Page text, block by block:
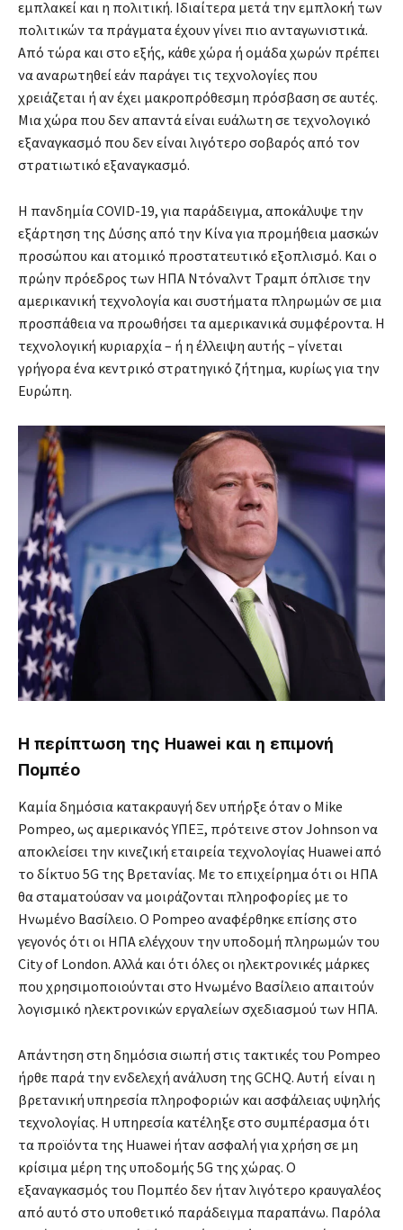
εμπλακεί και η πολιτική. Ιδιαίτερα μετά την εμπλοκή των
πολιτικών τα πράγματα έχουν γίνει πιο ανταγωνιστικά.
Από τώρα και στο εξής, κάθε χώρα ή ομάδα χωρών πρέπει
να αναρωτηθεί εάν παράγει τις τεχνολογίες που
χρειάζεται ή αν έχει μακροπρόθεσμη πρόσβαση σε αυτές.
Μια χώρα που δεν απαντά είναι ευάλωτη σε τεχνολογικό
εξαναγκασμό που δεν είναι λιγότερο σοβαρός από τον
στρατιωτικό εξαναγκασμό.
Η πανδημία COVID-19, για παράδειγμα, αποκάλυψε την
εξάρτηση της Δύσης από την Κίνα για προμήθεια μασκών
προσώπου και ατομικό προστατευτικό εξοπλισμό. Και ο
πρώην πρόεδρος των ΗΠΑ Ντόναλντ Τραμπ όπλισε την
αμερικανική τεχνολογία και συστήματα πληρωμών σε μια
προσπάθεια να προωθήσει τα αμερικανικά συμφέροντα. Η
τεχνολογική κυριαρχία – ή η έλλειψη αυτής – γίνεται
γρήγορα ένα κεντρικό στρατηγικό ζήτημα, κυρίως για την
Ευρώπη.
Η περίπτωση της Huawei και η επιμονή
Πομπέο
Καμία δημόσια κατακραυγή δεν υπήρξε όταν ο Mike
Pompeo, ως αμερικανός ΥΠΕΞ, πρότεινε στον Johnson να
αποκλείσει την κινεζική εταιρεία τεχνολογίας Huawei από
το δίκτυο 5G της Βρετανίας. Με το επιχείρημα ότι οι ΗΠΑ
θα σταματούσαν να μοιράζονται πληροφορίες με το
Ηνωμένο Βασίλειο. Ο Pompeo αναφέρθηκε επίσης στο
γεγονός ότι οι ΗΠΑ ελέγχουν την υποδομή πληρωμών του
City of London. Αλλά και ότι όλες οι ηλεκτρονικές μάρκες
που χρησιμοποιούνται στο Ηνωμένο Βασίλειο απαιτούν
λογισμικό ηλεκτρονικών εργαλείων σχεδιασμού των ΗΠΑ.
Απάντηση στη δημόσια σιωπή στις τακτικές του Pompeo
ήρθε παρά την ενδελεχή ανάλυση της GCHQ. Αυτή είναι η
βρετανική υπηρεσία πληροφοριών και ασφάλειας υψηλής
τεχνολογίας. Η υπηρεσία κατέληξε στο συμπέρασμα ότι
τα προϊόντα της Huawei ήταν ασφαλή για χρήση σε μη
κρίσιμα μέρη της υποδομής 5G της χώρας. Ο
εξαναγκασμός του Πομπέο δεν ήταν λιγότερο κραυγαλέος
από αυτό στο υποθετικό παράδειγμα παραπάνω. Παρόλα